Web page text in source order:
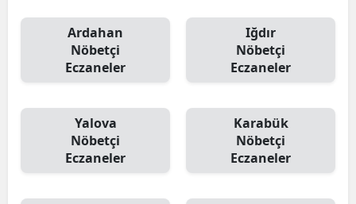
Ardahan
Nöbetçi
Eczaneler
Iğdır
Nöbetçi
Eczaneler
Yalova
Nöbetçi
Eczaneler
Karabük
Nöbetçi
Eczaneler